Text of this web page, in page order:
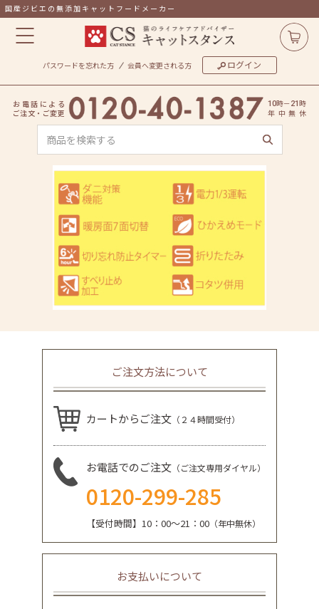
国産ジビエの無添加キャットフードメーカー
パスワードを忘れた方 会員へ変更される方 ログイン
お 電話 に よ る
ご注文 ・ ご変更
10時－21 時
年 中 無 休
ご注文方法について
カートからご注文 （２４時間受付）
お電話でのご注文 （ご注文専用ダイヤル）
0120-299-285
【受付時間】10：00～21：00 （年中無休）
お支払いについて